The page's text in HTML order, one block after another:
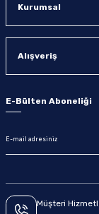
Kurumsal
Alışveriş
E-Bülten Aboneliği
Müşteri